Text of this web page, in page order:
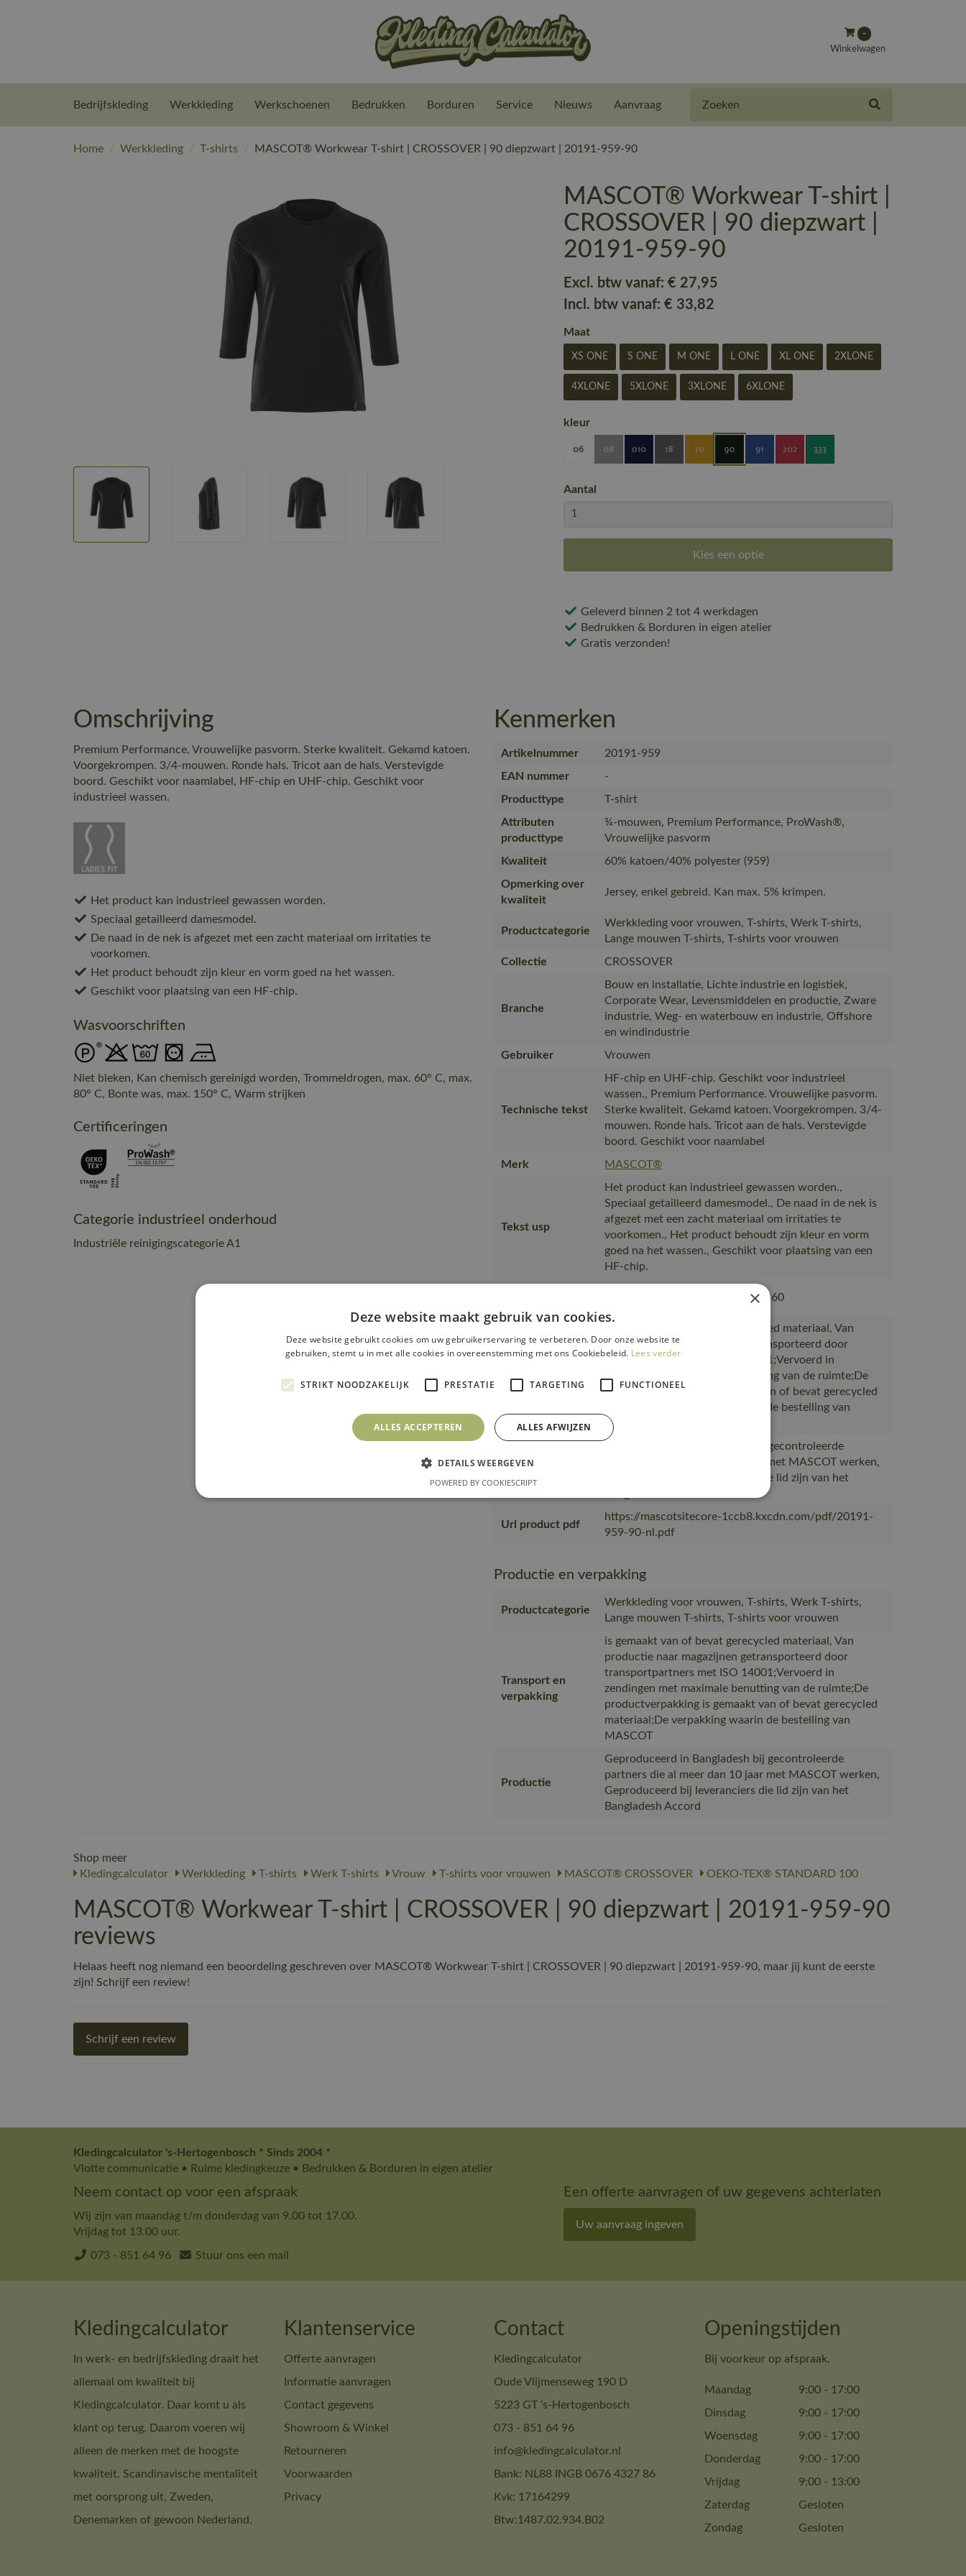
-
Winkelwagen
Bedrijfskleding Werkkleding Werkschoenen Bedrukken Borduren Service Nieuws Aanvraag
Home / Werkkleding / T-shirts / MASCOT® Workwear T-shirt | CROSSOVER | 90 diepzwart | 20191-959-90
MASCOT® Workwear T-shirt |
CROSSOVER | 90 diepzwart |
20191-959-90
Excl. btw vanaf:€ 27,95
Incl. btw vanaf:€ 33,82
Maat
XS ONE S ONE M ONE L ONE XL ONE 2XLONE
4XLONE 5XLONE 3XLONE 6XLONE
kleur
Aantal
Kies een optie
Geleverd binnen 2 tot 4 werkdagen
Bedrukken & Borduren in eigen atelier
Gratis verzonden!
Omschrijving
Premium Performance. Vrouwelijke pasvorm. Sterke kwaliteit. Gekamd katoen.
Voorgekrompen. 3/4-mouwen. Ronde hals. Tricot aan de hals. Verstevigde
boord. Geschikt voor naamlabel, HF-chip en UHF-chip. Geschikt voor
industrieel wassen.
Het product kan industrieel gewassen worden.
Speciaal getailleerd damesmodel.
De naad in de nek is afgezet met een zacht materiaal om irritaties te
voorkomen.
Het product behoudt zijn kleur en vorm goed na het wassen.
Geschikt voor plaatsing van een HF-chip.
Wasvoorschriften
Niet bleken, Kan chemisch gereinigd worden, Trommeldrogen, max. 60° C, max.
80° C, Bonte was, max. 150° C, Warm strijken
Certificeringen
Categorie industrieel onderhoud
Industriële reinigingscategorie A1
Kenmerken
Artikelnummer
20191-959
EAN nummer
-
Producttype
T-shirt
Attributen
producttype
¾-mouwen, Premium Performance, ProWash®,
Vrouwelijke pasvorm
Kwaliteit
60% katoen/40% polyester (959)
Opmerking over
kwaliteit
Jersey, enkel gebreid. Kan max. 5% krimpen.
Productcategorie
Werkkleding voor vrouwen, T-shirts, Werk T-shirts,
Lange mouwen T-shirts, T-shirts voor vrouwen
Collectie
CROSSOVER
Branche
Bouw en installatie, Lichte industrie en logistiek,
Corporate Wear, Levensmiddelen en productie, Zware
industrie, Weg- en waterbouw en industrie, Offshore
en windindustrie
Gebruiker
Vrouwen
Technische tekst
HF-chip en UHF-chip. Geschikt voor industrieel
wassen., Premium Performance. Vrouwelijke pasvorm.
Sterke kwaliteit. Gekamd katoen. Voorgekrompen. 3/4-
mouwen. Ronde hals. Tricot aan de hals. Verstevigde
boord. Geschikt voor naamlabel
Merk
MASCOT®
Tekst usp
Het product kan industrieel gewassen worden.,
Speciaal getailleerd damesmodel., De naad in de nek is
afgezet met een zacht materiaal om irritaties te
voorkomen., Het product behoudt zijn kleur en vorm
goed na het wassen., Geschikt voor plaatsing van een
HF-chip.
18050-802, 50602-010, 50143-860
verpakking
is gemaakt van of bevat gerecycled materiaal, Van
productie naar magazijnen getransporteerd door
transportpartners met ISO 14001;Vervoerd in
zendingen met maximale benutting van de ruimte;De
productverpakking is gemaakt van of bevat gerecycled
materiaal;De verpakking waarin de bestelling van
MASCOT
Productie
Geproduceerd in Bangladesh bij gecontroleerde
partners die al meer dan 10 jaar met MASCOT werken,
Geproduceerd bij leveranciers die lid zijn van het
Url product pdf
https://mascotsitecore-1ccb8.kxcdn.com/pdf/20191-
959-90-nl.pdf
Productie en verpakking
Productcategorie
Werkkleding voor vrouwen, T-shirts, Werk T-shirts,
Lange mouwen T-shirts, T-shirts voor vrouwen
Transport en
verpakking
is gemaakt van of bevat gerecycled materiaal, Van
productie naar magazijnen getransporteerd door
transportpartners met ISO 14001;Vervoerd in
zendingen met maximale benutting van de ruimte;De
productverpakking is gemaakt van of bevat gerecycled
materiaal;De verpakking waarin de bestelling van
MASCOT
Productie
Geproduceerd in Bangladesh bij gecontroleerde
partners die al meer dan 10 jaar met MASCOT werken,
Geproduceerd bij leveranciers die lid zijn van het
Bangladesh Accord
Shop meer
Kledingcalculator
Werkkleding T-shirts Werk T-shirts Vrouw T-shirts voor vrouwen MASCOT® CROSSOVER OEKO-TEX® STANDARD 100
MASCOT® Workwear T-shirt | CROSSOVER | 90 diepzwart | 20191-959-90
reviews
Helaas heeft nog niemand een beoordeling geschreven over MASCOT® Workwear T-shirt | CROSSOVER | 90 diepzwart | 20191-959-90, maar jij kunt de eerste
zijn! Schrijf een review!
Schrijf een review
Kledingcalculator 's-Hertogenbosch * Sinds 2004 *
Vlotte communicatie • Ruime kledingkeuze • Bedrukken & Borduren in eigen atelier
Neem contact op voor een afspraak
Wij zijn van maandag t/m donderdag van 9.00 tot 17.00.
Vrijdag tot 13.00 uur.
073 - 851 64 96 Stuur ons een mail
Een offerte aanvragen of uw gegevens achterlaten
Uw aanvraag ingeven
Kledingcalculator
In werk- en bedrijfskleding draait het
allemaal om kwaliteit bij
Kledingcalculator. Daar komt u als
klant op terug. Daarom voeren wij
alleen de merken met de hoogste
kwaliteit. Scandinavische mentaliteit
met oorsprong uit, Zweden,
Denemarken of gewoon Nederland.
Klantenservice
Offerte aanvragen
Informatie aanvragen
Contact gegevens
Showroom & Winkel
Retourneren
Voorwaarden
Privacy
Contact
Kledingcalculator
Oude Vlijmenseweg 190 D
5223 GT ‘s-Hertogenbosch
073 - 851 64 96
info@kledingcalculator.nl
Bank: NL88 INGB 0676 4327 86
Kvk: 17164299
Btw:1487.02.934.B02
Openingstijden
Bij voorkeur op afspraak.
Maandag 9:00 - 17:00
Dinsdag
9:00 - 17:00
Woensdag
9:00 - 17:00
Donderdag
9:00 - 17:00
Vrijdag
9:00 - 13:00
Zaterdag
Gesloten
Zondag
Gesloten
×
Deze website maakt gebruik van cookies.
Deze website gebruikt cookies om uw gebruikerservaring te verbeteren. Door onze website te
gebruiken, stemt u in met alle cookies in overeenstemming met ons Cookiebeleid. Lees verder
STRIKT NOODZAKELIJK PRESTATIE TARGETING FUNCTIONEEL
ALLES ACCEPTEREN ALLES AFWIJZEN
DETAILS WEERGEVEN
POWERED BY COOKIESCRIPT